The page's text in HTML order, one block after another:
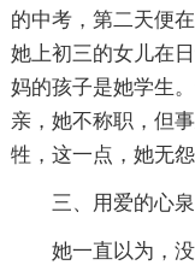
的中考，第二天便
她上初三的女儿在
妈的孩子是她学生
亲，她不称职，但
牲，这一点，她无怨
三、用爱的心
她一直以为，